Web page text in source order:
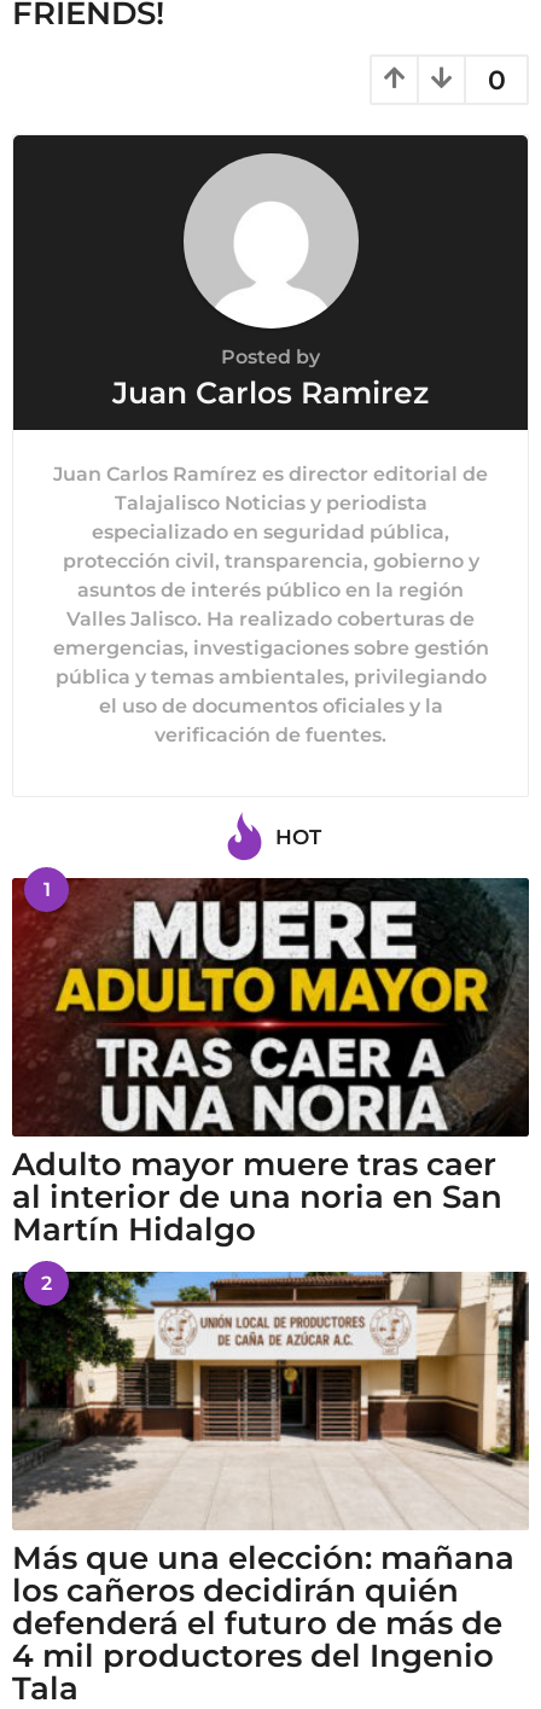
FRIENDS!
0
Posted by
Juan Carlos Ramirez
Juan Carlos Ramírez es director editorial de
Talajalisco Noticias y periodista
especializado en seguridad pública,
protección civil, transparencia, gobierno y
asuntos de interés público en la región
Valles Jalisco. Ha realizado coberturas de
emergencias, investigaciones sobre gestión
pública y temas ambientales, privilegiando
el uso de documentos oficiales y la
verificación de fuentes.
HOT
1
Adulto mayor muere tras caer
al interior de una noria en San
Martín Hidalgo
2
Más que una elección: mañana
los cañeros decidirán quién
defenderá el futuro de más de
4 mil productores del Ingenio
Tala